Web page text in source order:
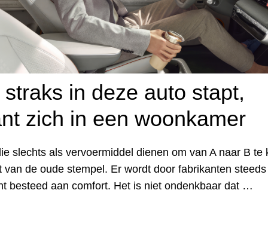
in deze auto stapt,
zich in een woonkamer
slechts als vervoermiddel dienen om van A naar B te
van de oude stempel. Er wordt door fabrikanten
besteed aan comfort. Het is niet ondenkbaar dat …